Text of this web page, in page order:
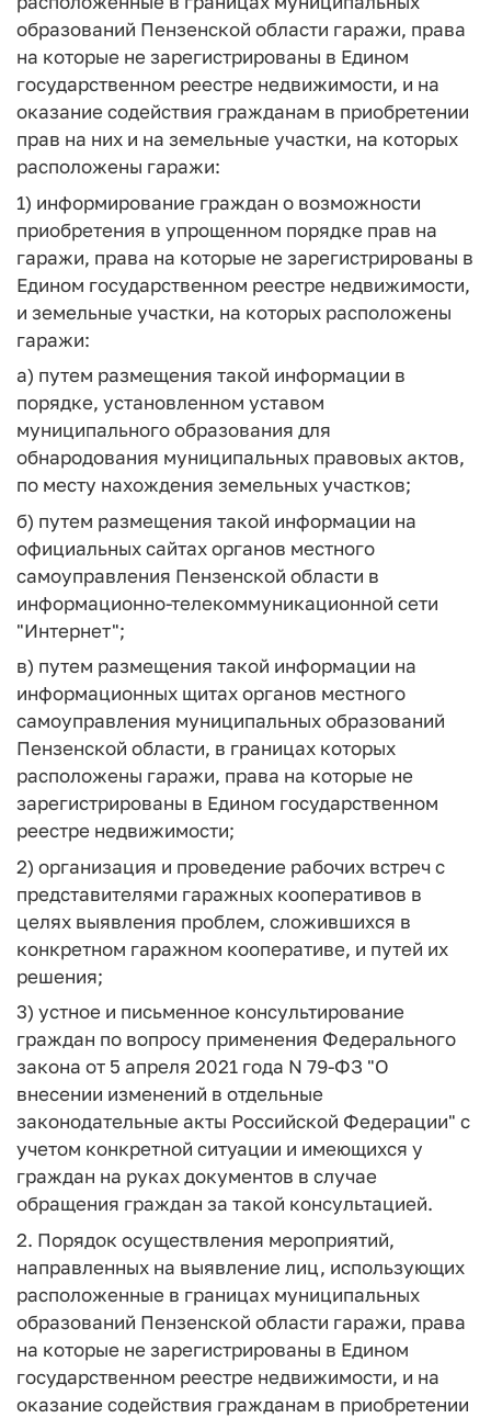
образований Пензенской области гаражи, права
на которые не зарегистрированы в Едином
государственном реестре недвижимости, и на
оказание содействия гражданам в приобретении
прав на них и на земельные участки, на которых
расположены гаражи:
1) информирование граждан о возможности
приобретения в упрощенном порядке прав на
гаражи, права на которые не зарегистрированы в
Едином государственном реестре недвижимости,
и земельные участки, на которых расположены
гаражи:
а) путем размещения такой информации в
порядке, установленном уставом
муниципального образования для
обнародования муниципальных правовых актов,
по месту нахождения земельных участков;
б) путем размещения такой информации на
официальных сайтах органов местного
самоуправления Пензенской области в
информационно-телекоммуникационной сети
"Интернет";
в) путем размещения такой информации на
информационных щитах органов местного
самоуправления муниципальных образований
Пензенской области, в границах которых
расположены гаражи, права на которые не
зарегистрированы в Едином государственном
реестре недвижимости;
2) организация и проведение рабочих встреч с
представителями гаражных кооперативов в
целях выявления проблем, сложившихся в
конкретном гаражном кооперативе, и путей их
решения;
3) устное и письменное консультирование
граждан по вопросу применения Федерального
закона от 5 апреля 2021 года N 79-ФЗ "О
внесении изменений в отдельные
законодательные акты Российской Федерации" с
учетом конкретной ситуации и имеющихся у
граждан на руках документов в случае
обращения граждан за такой консультацией.
2. Порядок осуществления мероприятий,
направленных на выявление лиц, использующих
расположенные в границах муниципальных
образований Пензенской области гаражи, права
на которые не зарегистрированы в Едином
государственном реестре недвижимости, и на
оказание содействия гражданам в приобретении